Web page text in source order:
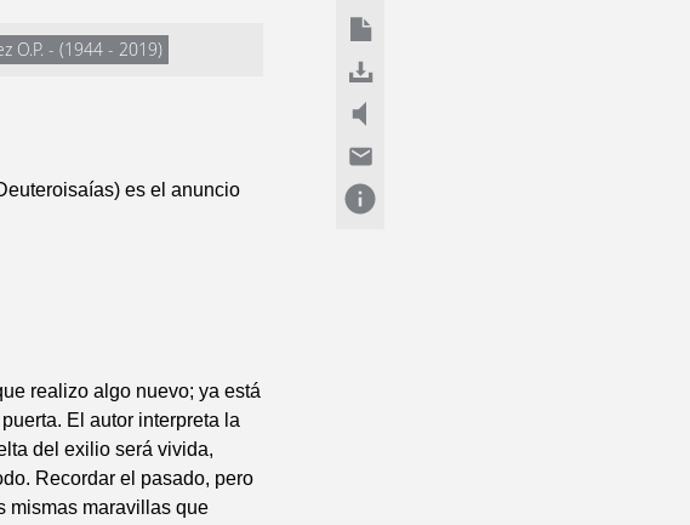
O.P. - (1944 - 2019)
es el anuncio
realizo algo nuevo; ya está
El autor interpreta la
del exilio será vivida,
Recordar el pasado, pero
mismas maravillas que